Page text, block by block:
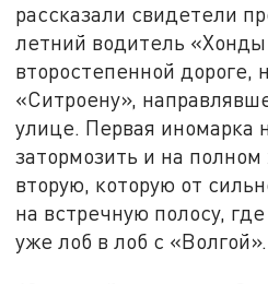
рассказали свидетели
летний водитель
второстепенной дороге,
«Ситроену»,
улице. Первая иномарка
затормозить и на полном
вторую, которую от
на встречную полосу,
уже лоб в лоб с «Волгой».